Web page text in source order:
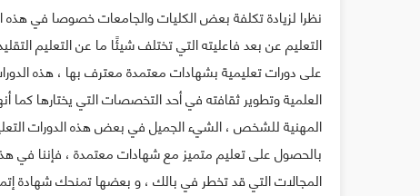
نظرا لزيادة تكلفة بعض الكليات والجامعات خصوصا في هذه
التعليم عن بعد فاعليته التي تختلف شيئًا ما عن التعليم
على دورات تعليمية بشهادات معتمدة معترف بها ، هذه
العلمية وتطوير ثقافته في أحد التخصصات التي يختارها
المهنية للشخص ، ﺍﻟﺸﻲﺀ ﺍﻟﺠﻤﻴﻞ ﻓﻲ ﺑﻌﺾ ﻫﺬﻩ ﺍﻟﺪﻭﺭﺍﺕ
ﺑﺎﻟﺤﺼﻮﻝ ﻋﻠﻰ ﺗﻌﻠﻴﻢ ﻣﺘﻤﻴﺰ ﻣﻊ ﺷﻬﺎدﺍﺕ ﻣﻌﺘﻤﺪﺓ ، فإننا في
المجالات التي قد تخطر في بالك ، و بعضها تمنحك شهادة